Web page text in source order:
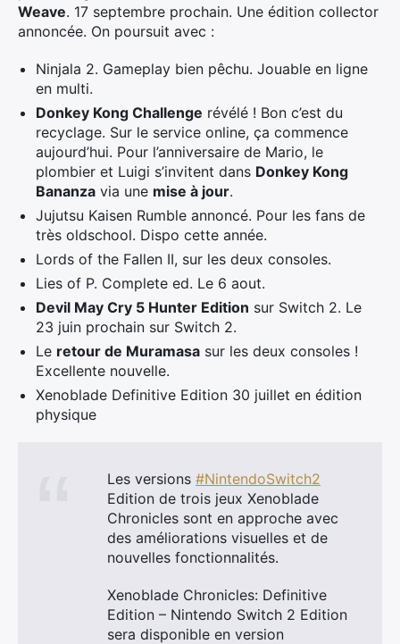
Weave. 17 septembre prochain. Une édition collector
annoncée. On poursuit avec :
Ninjala 2. Gameplay bien pêchu. Jouable en ligne
en multi.
Donkey Kong Challenge révélé ! Bon c’est du
recyclage. Sur le service online, ça commence
aujourd’hui. Pour l’anniversaire de Mario, le
plombier et Luigi s’invitent dans Donkey Kong
Bananza via une mise à jour.
Jujutsu Kaisen Rumble annoncé. Pour les fans de
très oldschool. Dispo cette année.
Lords of the Fallen II, sur les deux consoles.
Lies of P. Complete ed. Le 6 aout.
Devil May Cry 5 Hunter Edition sur Switch 2. Le
23 juin prochain sur Switch 2.
Le retour de Muramasa sur les deux consoles !
Excellente nouvelle.
Xenoblade Definitive Edition 30 juillet en édition
physique
Les versions #NintendoSwitch2
Edition de trois jeux Xenoblade
Chronicles sont en approche avec
des améliorations visuelles et de
nouvelles fonctionnalités.
Xenoblade Chronicles: Definitive
Edition – Nintendo Switch 2 Edition
sera disponible en version